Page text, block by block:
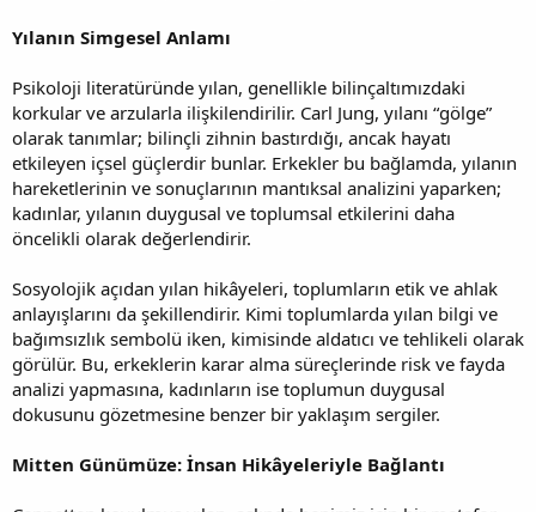
Yılanın Simgesel Anlamı
Psikoloji literatüründe yılan, genellikle bilinçaltımızdaki
korkular ve arzularla ilişkilendirilir. Carl Jung, yılanı “gölge”
olarak tanımlar; bilinçli zihnin bastırdığı, ancak hayatı
etkileyen içsel güçlerdir bunlar. Erkekler bu bağlamda, yılanın
hareketlerinin ve sonuçlarının mantıksal analizini yaparken;
kadınlar, yılanın duygusal ve toplumsal etkilerini daha
öncelikli olarak değerlendirir.
Sosyolojik açıdan yılan hikâyeleri, toplumların etik ve ahlak
anlayışlarını da şekillendirir. Kimi toplumlarda yılan bilgi ve
bağımsızlık sembolü iken, kimisinde aldatıcı ve tehlikeli olarak
görülür. Bu, erkeklerin karar alma süreçlerinde risk ve fayda
analizi yapmasına, kadınların ise toplumun duygusal
dokusunu gözetmesine benzer bir yaklaşım sergiler.
Mitten Günümüze: İnsan Hikâyeleriyle Bağlantı